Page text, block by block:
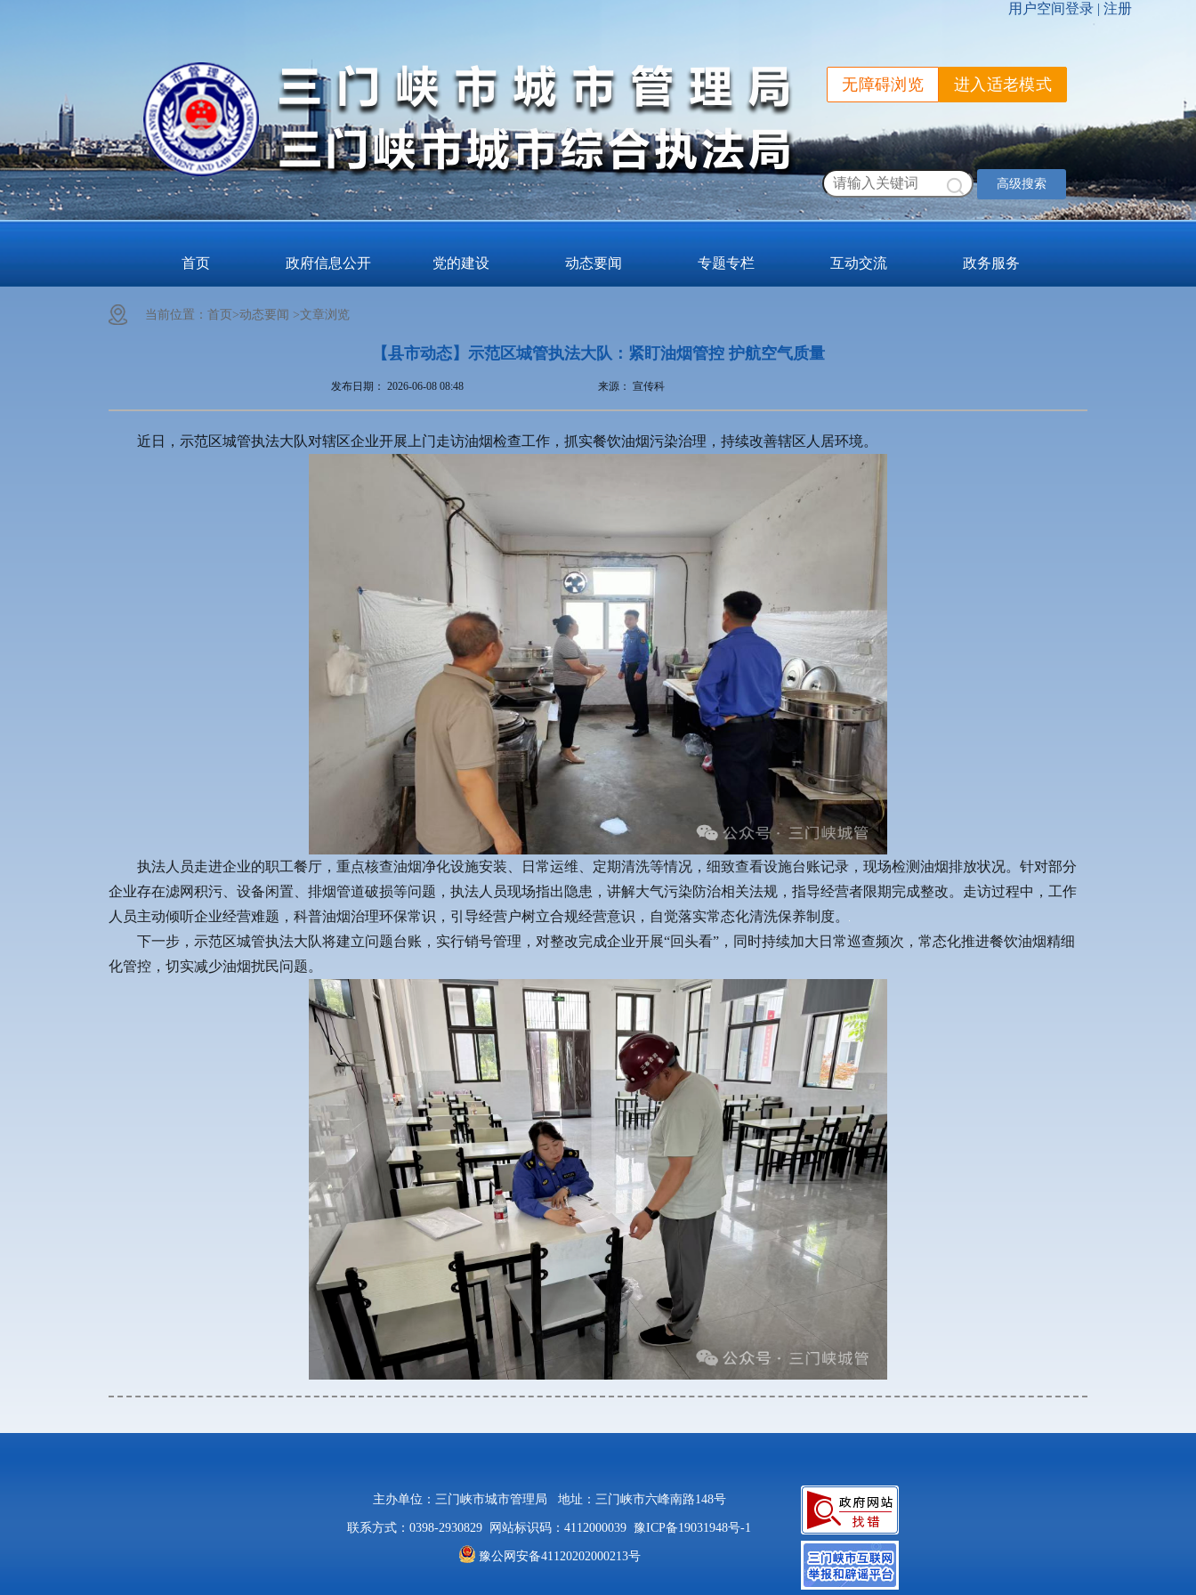
无障碍浏览 进入适老模式
高级搜索
首页 政府信息公开 党的建设 动态要闻 专题专栏 互动交流 政务服务
当前位置： 首页>动态要闻 >文章浏览
【县市动态】示范区城管执法大队：紧盯油烟管控 护航空气质量
发布日期： 2026-06-08 08:48 来源： 宣传科
近日，示范区城管执法大队对辖区企业开展上门走访油烟检查工作，抓实餐饮油烟污染治理，持续改善辖区人居环境。
执法人员走进企业的职工餐厅，重点核查油烟净化设施安装、日常运维、定期清洗等情况，细致查看设施台账记录，现场检测油烟排放状况。针对部分
企业存在滤网积污、设备闲置、排烟管道破损等问题，执法人员现场指出隐患，讲解大气污染防治相关法规，指导经营者限期完成整改。走访过程中，工作
人员主动倾听企业经营难题，科普油烟治理环保常识，引导经营户树立合规经营意识，自觉落实常态化清洗保养制度。
下一步，示范区城管执法大队将建立问题台账，实行销号管理，对整改完成企业开展“回头看”，同时持续加大日常巡查频次，常态化推进餐饮油烟精细
化管控，切实减少油烟扰民问题。
主办单位：三门峡市城市管理局 地址：三门峡市六峰南路148号
联系方式：0398-2930829 网站标识码：4112000039 豫ICP备19031948号-1
豫公网安备41120202000213号